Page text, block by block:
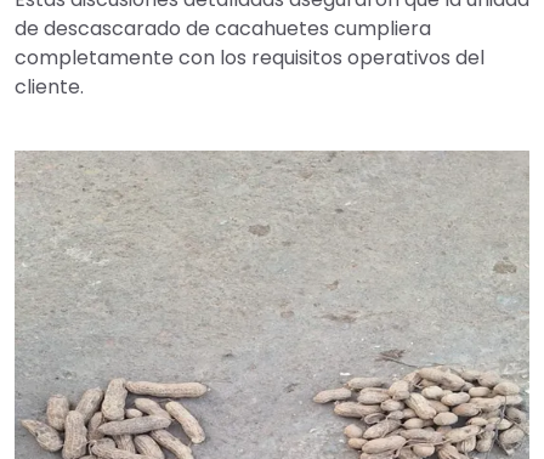
de descascarado de cacahuetes cumpliera
completamente con los requisitos operativos del
cliente.